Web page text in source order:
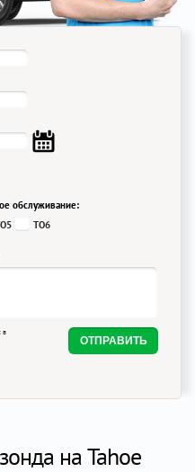
обслуживание:
ТО6
в
на Tahoe